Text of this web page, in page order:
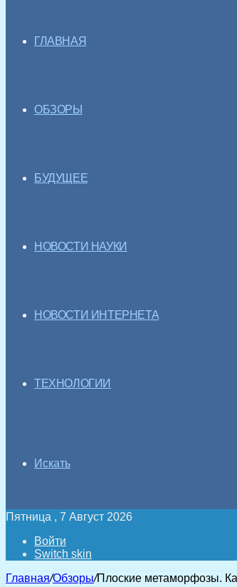
ГЛАВНАЯ
ОБЗОРЫ
БУДУЩЕЕ
НОВОСТИ НАУКИ
НОВОСТИ ИНТЕРНЕТА
ТЕХНОЛОГИИ
Искать
Пятница , 7 Август 2026
Войти
Switch skin
Главная/Обзоры/Плоские метаморфозы.